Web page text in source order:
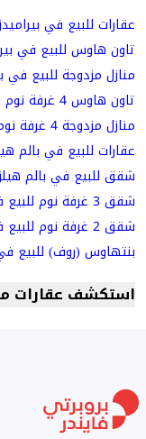
عقارات للبيع في
تاون هاوس للبيع في
منازل مزدوجة للبيع في
تاون هاوس 4 غرفة نوم للبيع في بيراميدز ووك
منازل مزدوجة 4 غرفة نوم للبيع في بيراميدز ووك
عقارات للبيع في بالم
شقق للبيع في بالم
شقق 3 غرفة نوم للبيع في بالم هيلز بالم باركس
شقق 2 غرفة نوم للبيع في بالم هيلز بالم باركس
بنتهاوس (روف) للبيع
استكشف عقارات